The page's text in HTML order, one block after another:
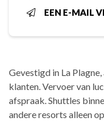
EEN E-MAIL
Gevestigd in La
klanten. Vervoer van
afspraak. Shuttles
andere resorts alleen